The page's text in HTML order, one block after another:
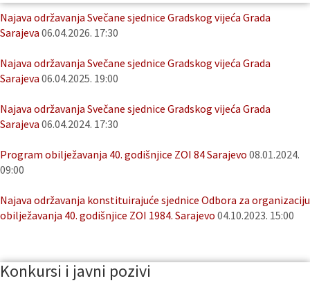
Najava održavanja Svečane sjednice Gradskog vijeća Grada
Sarajeva 06.04.2026. 17:30
Najava održavanja Svečane sjednice Gradskog vijeća Grada
Sarajeva 06.04.2025. 19:00
Najava održavanja Svečane sjednice Gradskog vijeća Grada
Sarajeva 06.04.2024. 17:30
Program obilježavanja 40. godišnjice ZOI 84 Sarajevo 08.01.2024.
09:00
Najava održavanja konstituirajuće sjednice Odbora za organizaciju
obilježavanja 40. godišnjice ZOI 1984. Sarajevo 04.10.2023. 15:00
Konkursi i javni pozivi